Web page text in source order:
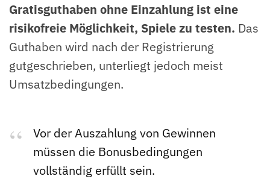
Gratisguthaben ohne Einzahlung ist eine
risikofreie Möglichkeit, Spiele zu testen. Das
Guthaben wird nach der Registrierung
gutgeschrieben, unterliegt jedoch meist
Umsatzbedingungen.
Vor der Auszahlung von Gewinnen
müssen die Bonusbedingungen
vollständig erfüllt sein.